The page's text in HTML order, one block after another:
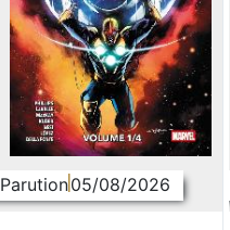
Parution05/08/2026